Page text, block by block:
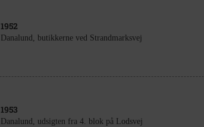
1952
Danalund, butikkerne ved Strandmarksvej
1953
Danalund, udsigten fra 4. blok på Lodsvej